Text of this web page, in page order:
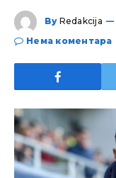
By Redakcija
Нема коментара